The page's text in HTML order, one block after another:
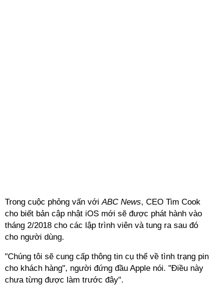
Trong cuộc phỏng vấn vớiABC News, CEO Tim Cook
cho biết bản cập nhật iOS mới sẽ được phát hành vào
tháng 2/2018 cho các lập trình viên và tung ra sau đó
cho người dùng.
"Chúng tôi sẽ cung cấp thông tin cụ thể về tình trạng pin
cho khách hàng", người đứng đầu Apple nói. "Điều này
chưa từng được làm trước đây".